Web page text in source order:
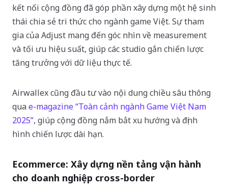
kết nối cộng đồng đã góp phần xây dựng một hệ sinh
thái chia sẻ tri thức cho ngành game Việt. Sự tham
gia của Adjust mang đến góc nhìn về measurement
và tối ưu hiệu suất, giúp các studio gắn chiến lược
tăng trưởng với dữ liệu thực tế.
Airwallex cũng đầu tư vào nội dung chiều sâu thông
quae-magazine “Toàn cảnh ngành Game Việt Nam
2025”, giúp cộng đồng nắm bắt xu hướng và định
hình chiến lược dài hạn.
Ecommerce: Xây dựng nền tảng vận hành
cho doanh nghiệp cross-border